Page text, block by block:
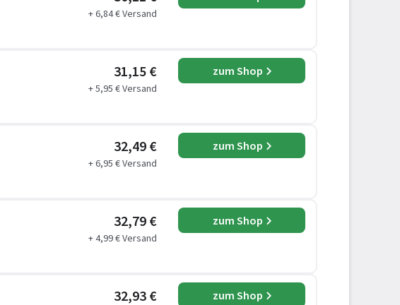
+ 6,84 € Versand
31,15 €
+ 5,95 € Versand
zum Shop
32,49 €
+ 6,95 € Versand
zum Shop
32,79 €
+ 4,99 € Versand
zum Shop
32,93 € zum Shop